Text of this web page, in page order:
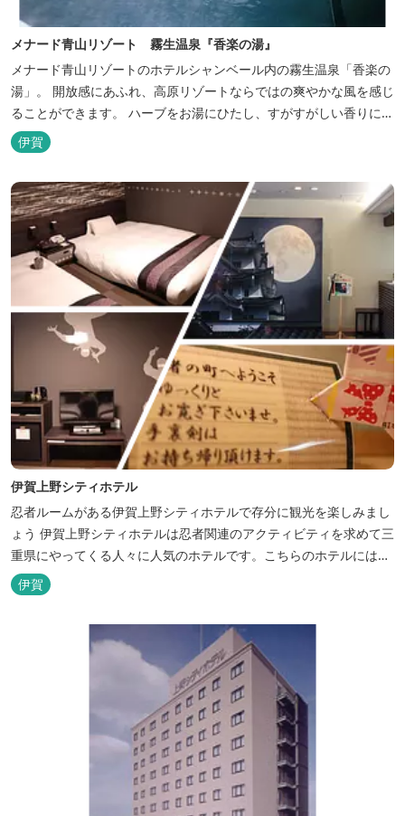
メナード青山リゾート 霧生温泉『香楽の湯』
メナード青山リゾートのホテルシャンベール内の霧生温泉「香楽の
湯」。 開放感にあふれ、高原リゾートならではの爽やかな風を感じ
ることができます。 ハーブをお湯にひたし、すがすがしい香りに心
あらわれる「香りの湯」は、特に女性の方に人気です。 その他、
広々とした空間とたっぷりのお湯が魅力の「大浴場」、高原の景色
を満喫できる「露天風呂」、さらに「ミストサウナ」の合計4種の
お湯をお楽しみいただけま...
伊賀
伊賀上野シティホテル
忍者ルームがある伊賀上野シティホテルで存分に観光を楽しみまし
ょう 伊賀上野シティホテルは忍者関連のアクティビティを求めて三
重県にやってくる人々に人気のホテルです。こちらのホテルには、
忍者の内装が施された部屋がいくつかあります。壁紙からトイレッ
トペーパーに至るまで、忍者に関連したデザインモチーフがあしら
われています。 伊賀上野城や伊賀流忍者博物館から徒歩わずか10
分の位置にあるこのホテ...
伊賀